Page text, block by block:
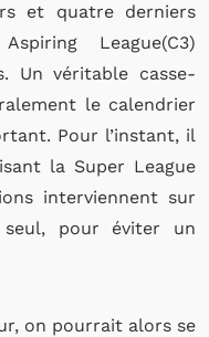
et quatre derniers
League(C3)
Un véritable casse-
le calendrier
Pour l’instant, il
la Super League
interviennent sur
pour éviter un
on pourrait alors se